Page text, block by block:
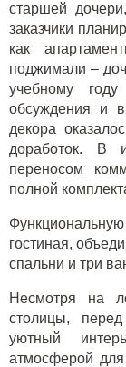
старшей
заказчики
как
поджимали –
учебному
обсуждения и
декора
доработок. В
переносом
полной
гостиная,
спальни и три
Несмотря на
столицы,
уютный
атмосферой